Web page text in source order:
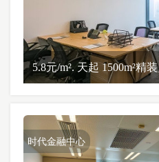
5.8元/m². 天起 1500m²精装
时代金融中心